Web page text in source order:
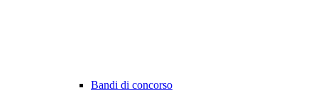
Bandi di concorso